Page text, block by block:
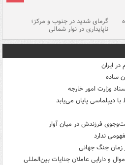
گرمای شدید در جنوب و مرکز؛
ناپایداری در نوار شمالی
در ایران
ساده
وزارت امور خارجه
با دیپلماسی پایان می‌یابد
فرزندش در میان آوار
ندارد
زمان جنگ جهانی
و دارایی عاملان جنایات بین‌المللی